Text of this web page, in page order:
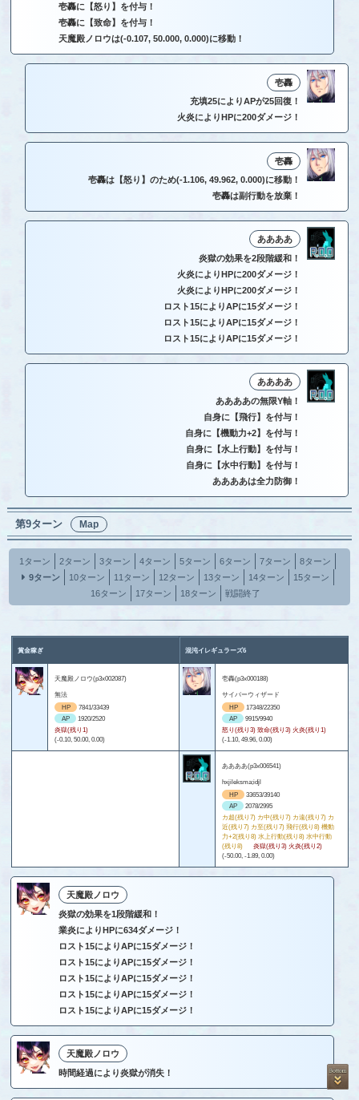
壱轟に【怒り】を付与！
壱轟に【致命】を付与！
天魔殿ノロウは(-0.107, 50.000, 0.000)に移動！
壱轟
充填25によりAPが25回復！
火炎によりHPに200ダメージ！
壱轟
壱轟は【怒り】のため(-1.106, 49.962, 0.000)に移動！
壱轟は副行動を放棄！
ああああ
炎獄の効果を2段階緩和！
火炎によりHPに200ダメージ！
火炎によりHPに200ダメージ！
ロスト15によりAPに15ダメージ！
ロスト15によりAPに15ダメージ！
ロスト15によりAPに15ダメージ！
ああああ
ああああの無限Y軸！
自身に【飛行】を付与！
自身に【機動力+2】を付与！
自身に【水上行動】を付与！
自身に【水中行動】を付与！
ああああは全力防御！
第9ターン Map
1ターン 2ターン 3ターン 4ターン 5ターン 6ターン 7ターン
8ターン
9ターン
10ターン 11ターン 12ターン 13ターン 14ターン
15ターン
16ターン
17ターン 18ターン 戦闘終了
賞金稼ぎ 混沌イレギュラーズ6
天魔殿ノロウ(p3x002087)
無法
HP
7841/33439
AP
1920/2520
炎獄(残り1)
(-0.10, 50.00, 0.00)
壱轟(p3x000188)
サイバーウィザード
HP
17348/22350
AP
9915/9940
怒り(残り3) 致命(残り3) 火炎(残り1)
(-1.10, 49.96, 0.00)
ああああ(p3x006541)
hxjileksma;idjl
HP
33653/39140
AP
2078/2995
カ超(残り7) カ中(残り7) カ遠(残り7) カ
近(残り7) カ至(残り7) 飛行(残り8) 機動
力+2(残り8) 水上行動(残り8) 水中行動
(残り8)
炎獄(残り3) 火炎(残り2)
(-50.00, -1.89, 0.00)
天魔殿ノロウ
炎獄の効果を1段階緩和！
業炎によりHPに634ダメージ！
ロスト15によりAPに15ダメージ！
ロスト15によりAPに15ダメージ！
ロスト15によりAPに15ダメージ！
ロスト15によりAPに15ダメージ！
ロスト15によりAPに15ダメージ！
天魔殿ノロウ
時間経過により炎獄が消失！